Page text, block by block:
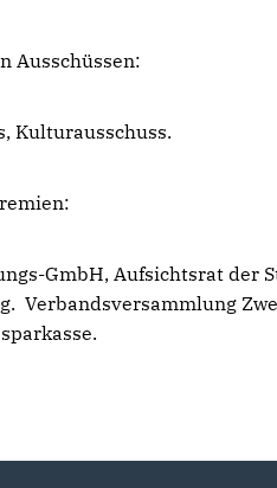
Ausschüssen:
Kulturausschuss.
GmbH, Aufsichtsrat der
Verbandsversammlung